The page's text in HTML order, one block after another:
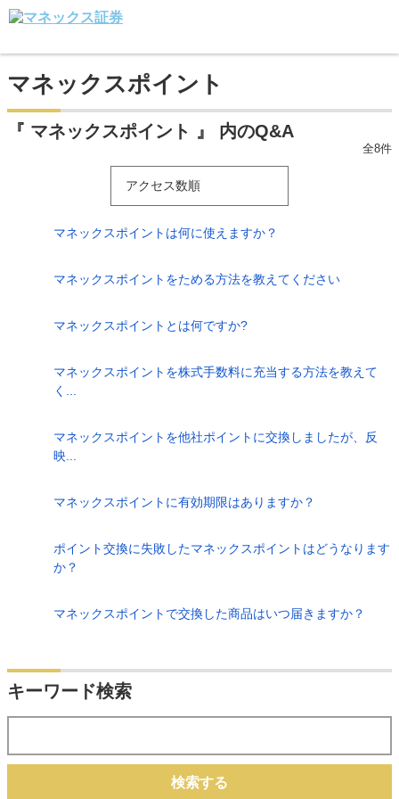
マネックスポイント
『 マネックスポイント 』 内のQ&A
全8件
アクセス数順
マネックスポイントは何に使えますか？
マネックスポイントをためる方法を教えてください
マネックスポイントとは何ですか?
マネックスポイントを株式手数料に充当する方法を教えて
く...
マネックスポイントを他社ポイントに交換しましたが、反
映...
マネックスポイントに有効期限はありますか？
ポイント交換に失敗したマネックスポイントはどうなります
か？
マネックスポイントで交換した商品はいつ届きますか？
キーワード検索
検索する